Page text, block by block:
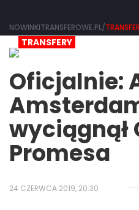
NOWINKITRANSFEROWE.PL/
TRANSFERY
Oficjalnie:
wyciągnął
Promesa
24 CZERWCA 2019, 20:30